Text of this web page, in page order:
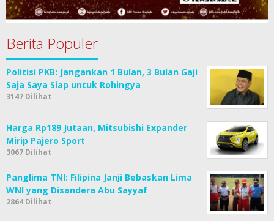
Berita Populer
Politisi PKB: Jangankan 1 Bulan, 3 Bulan Gaji
Saja Saya Siap untuk Rohingya
3147 Dilihat
Harga Rp189 Jutaan, Mitsubishi Expander
Mirip Pajero Sport
3067 Dilihat
Panglima TNI: Filipina Janji Bebaskan Lima
WNI yang Disandera Abu Sayyaf
2864 Dilihat